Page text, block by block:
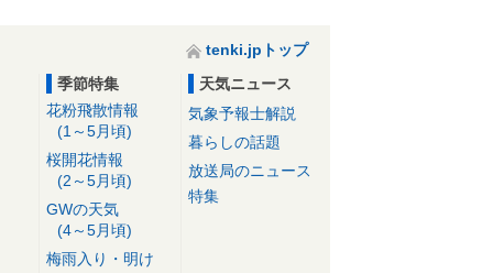
tenki.jpトップ
季節特集
花粉飛散情報
(1～5月頃)
桜開花情報
(2～5月頃)
GWの天気
(4～5月頃)
梅雨入り・明け
天気ニュース
気象予報士解説
暮らしの話題
放送局のニュース
特集